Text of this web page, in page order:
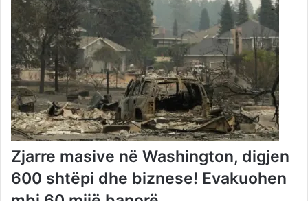
Zjarre masive në Washington, digjen
600 shtëpi dhe biznese! Evakuohen